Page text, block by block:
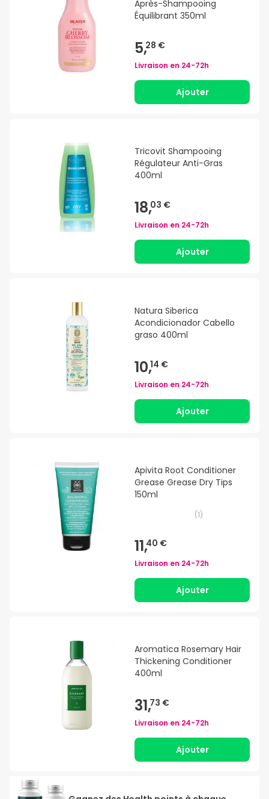
Après-Shampooing
Équilibrant 350ml
5,28 €
Livraison en 24-72h
Ajouter
Tricovit Shampooing
Régulateur Anti-Gras
400ml
18,03 €
Livraison en 24-72h
Ajouter
Natura Siberica
Acondicionador Cabello
graso 400ml
10,14 €
Livraison en 24-72h
Ajouter
Apivita Root Conditioner
Grease Grease Dry Tips
150ml
(1)
11,40 €
Livraison en 24-72h
Ajouter
Aromatica Rosemary Hair
Thickening Conditioner
400ml
31,73 €
Livraison en 24-72h
Ajouter